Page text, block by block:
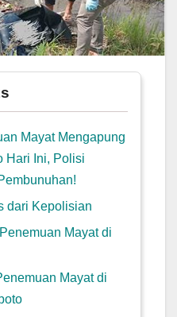
Mayat Mengapung
Hari Ini, Polisi
dari Kepolisian
Mayat di
Mayat di